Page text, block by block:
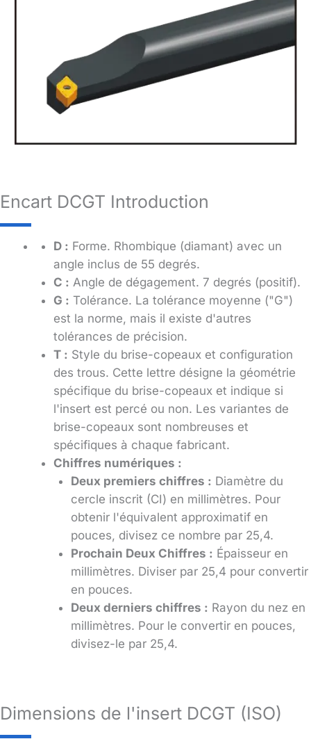
Encart DCGT Introduction
D : Forme. Rhombique (diamant) avec un
angle inclus de 55 degrés.
C : Angle de dégagement. 7 degrés (positif).
G : Tolérance. La tolérance moyenne ("G")
est la norme, mais il existe d'autres
tolérances de précision.
T : Style du brise-copeaux et configuration
des trous. Cette lettre désigne la géométrie
spécifique du brise-copeaux et indique si
l'insert est percé ou non. Les variantes de
brise-copeaux sont nombreuses et
spécifiques à chaque fabricant.
Chiffres numériques :
Deux premiers chiffres : Diamètre du
cercle inscrit (CI) en millimètres. Pour
obtenir l'équivalent approximatif en
pouces, divisez ce nombre par 25,4.
Prochain Deux Chiffres : Épaisseur en
millimètres. Diviser par 25,4 pour convertir
en pouces.
Deux derniers chiffres : Rayon du nez en
millimètres. Pour le convertir en pouces,
divisez-le par 25,4.
Dimensions de l'insert DCGT (ISO)